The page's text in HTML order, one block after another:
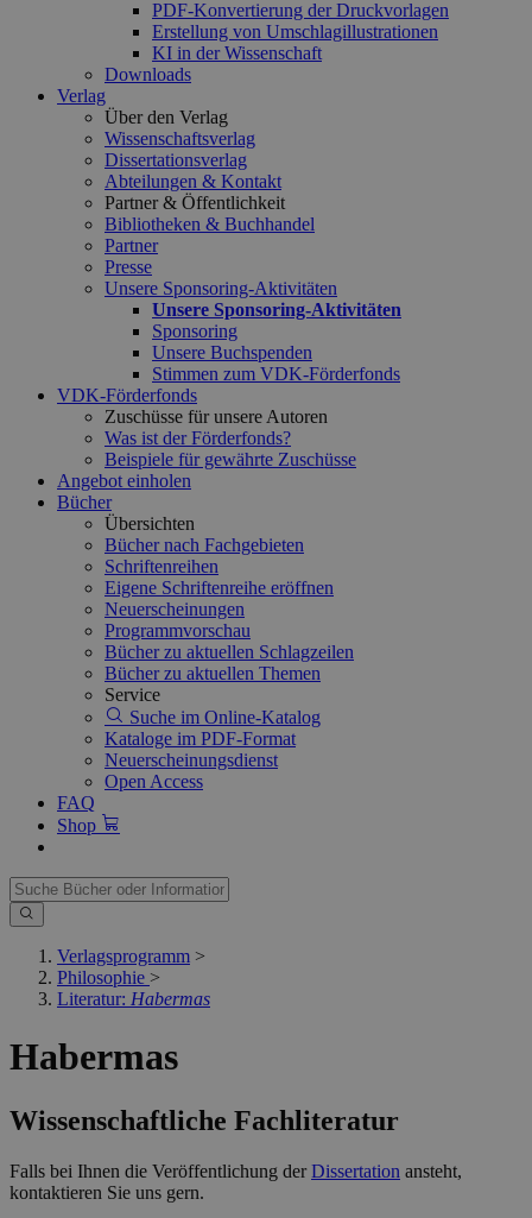
PDF-Konvertierung der Druckvorlagen
Erstellung von Umschlagillustrationen
KI in der Wissenschaft
Downloads
Verlag
Über den Verlag
Wissenschaftsverlag
Dissertationsverlag
Abteilungen & Kontakt
Partner & Öffentlichkeit
Bibliotheken & Buchhandel
Partner
Presse
Unsere Sponsoring-Aktivitäten
Unsere Sponsoring-Aktivitäten
Sponsoring
Unsere Buchspenden
Stimmen zum VDK-Förderfonds
VDK-Förderfonds
Zuschüsse für unsere Autoren
Was ist der Förderfonds?
Beispiele für gewährte Zuschüsse
Angebot einholen
Bücher
Übersichten
Bücher nach Fachgebieten
Schriftenreihen
Eigene Schriftenreihe eröffnen
Neuerscheinungen
Programmvorschau
Bücher zu aktuellen Schlagzeilen
Bücher zu aktuellen Themen
Service
Suche im Online-Katalog
Kataloge im PDF-Format
Neuerscheinungsdienst
Open Access
FAQ
Shop
Verlagsprogramm >
Philosophie >
Literatur: Habermas
Habermas
Wissenschaftliche Fachliteratur
Falls bei Ihnen die Veröffentlichung derDissertation ansteht,
kontaktieren Sie uns gern.